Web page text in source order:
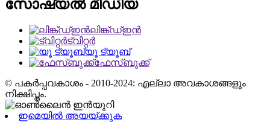
സോഷ്യൽ മീഡിയ
ലിങ്ക്ഡ്ഇൻ
ട്വിറ്റർ
യൂ ട്യൂബ്
ഫേസ്ബുക്ക്
© പകർപ്പവകാശം - 2010-2024: എല്ലാ അവകാശങ്ങളും
നിക്ഷിപ്തം.
ഇമെയിൽ അയയ്ക്കുക